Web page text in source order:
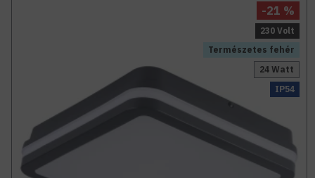
Természetes fehér
230 Volt
IP54
24 Watt
-21 %